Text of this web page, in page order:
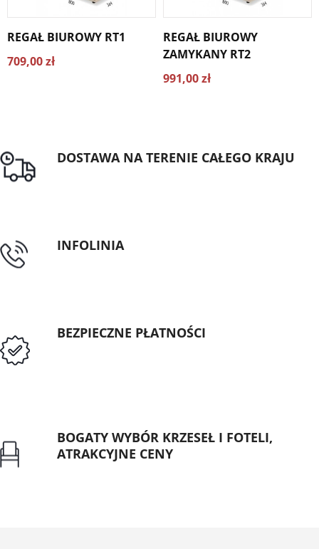
REGAŁ BIUROWY RT1
709,00 zł
REGAŁ BIUROWY
ZAMYKANY RT2
991,00 zł
DOSTAWA NA TERENIE CAŁEGO KRAJU
INFOLINIA
BEZPIECZNE PŁATNOŚCI
BOGATY WYBÓR KRZESEŁ I FOTELI,
ATRAKCYJNE CENY